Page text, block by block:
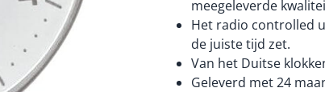
meegeleverde
Het radio controlled
de juiste tijd zet.
Van het Duitse
Geleverd met 24